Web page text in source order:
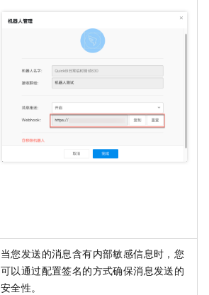
当您发送的消息含有内部敏感信息时，您
可以通过配置签名的方式确保消息发送的
安全性。